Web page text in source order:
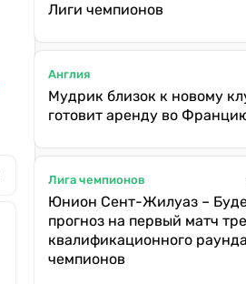
Лиги чемпионов
Англия
Мудрик близок к новому
готовит аренду во
Лига чемпионов
Юнион Сент-Жилуаз –
прогноз на первый матч
квалификационного
чемпионов